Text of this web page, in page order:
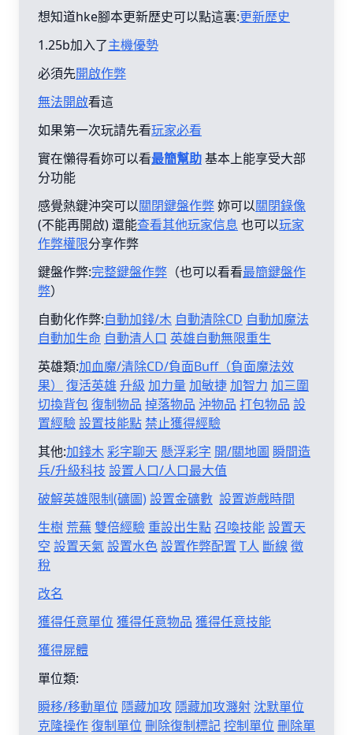
想知道hke腳本更新歴史可以點這裏:更新歴史
1.25b加入了主機優勢
必須先開啟作弊
無法開啟看這
如果第一次玩請先看玩家必看
實在懶得看妳可以看最簡幫助基本上能享受大部
分功能
感覺熱鍵沖突可以關閉鍵盤作弊妳可以關閉錄像
(不能再開啟) 還能查看其他玩家信息 也可以玩家
作弊權限分享作弊
鍵盤作弊:完整鍵盤作弊 （也可以看看最簡鍵盤作
弊）
自動化作弊:自動加錢/木 自動清除CD 自動加魔法
自動加生命 自動清人口 英雄自動無限重生
英雄類:加血魔/清除CD/負面Buff（負面魔法效
果）
復活英雄 升級 加力量 加敏捷加智力 加三圍
切換背包復制物品 掉落物品 沖物品 打包物品 設
置經驗設置技能點禁止獲得經驗
其他:加錢木彩字聊天 懸浮彩字 開/關地圖 瞬間造
兵/升級科技 設置人口/人口最大值
破解英雄限制(礦圖)設置金礦數 設置遊戲時間
生樹 荒蕪雙倍經驗 重設出生點召喚技能設置天
空 設置天氣設置水色設置作弊配置 T人 斷線 徵
稅
改名
獲得任意單位 獲得任意物品 獲得任意技能
獲得屍體
單位類:
瞬移/移動單位 隱藏加攻 隱藏加攻濺射 沈默單位
克隆操作復制單位 刪除復制標記控制單位 刪除單